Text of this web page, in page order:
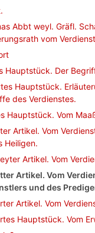
Abbt weyl. Gräfl.
vom
Hauptstück. Der
Hauptstück.
des Verdienstes.
Hauptstück. Vom
Artikel. Vom
Heiligen.
Artikel. Vom
Artikel. Vom
und des
Artikel. Vom
Hauptstück. Vom